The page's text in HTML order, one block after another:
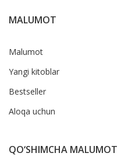
MALUMOT
Malumot
Yangi kitoblar
Bestseller
Aloqa uchun
QO‘SHIMCHA MALUMOT